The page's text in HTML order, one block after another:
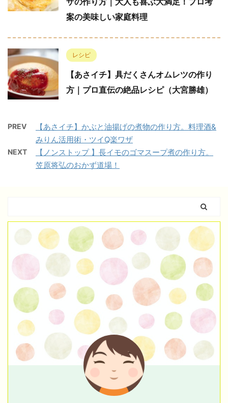
案の美味しい家庭料理
レシピ
【あさイチ】具だくさんオムレツの作り
方｜プロ直伝の絶品レシピ（大宮勝雄）
PREV
【あさイチ】かぶと油揚げの煮物の作り方。料理酒&
みりん活用術・ツイQ楽ワザ
NEXT
【ノンストップ 】長イモのゴマスープ煮の作り方。
笠原将弘のおかず道場！